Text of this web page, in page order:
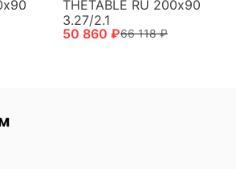
THETABLE RU 200х90
3.27/2.1
50 860 ₽66 118 ₽